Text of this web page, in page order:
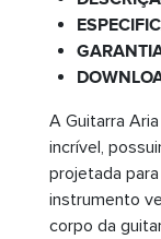
A Guitarra
incrível,
projetada
instrumento
corpo da